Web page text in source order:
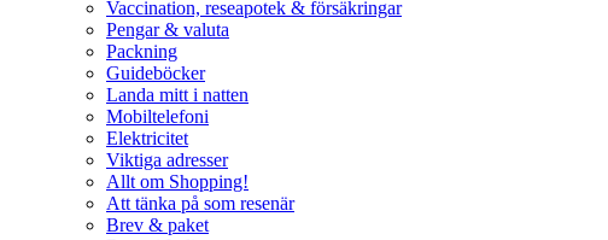
Vaccination, reseapotek & försäkringar
Pengar & valuta
Packning
Guideböcker
Landa mitt i natten
Mobiltelefoni
Elektricitet
Viktiga adresser
Allt om Shopping!
Att tänka på som resenär
Brev & paket